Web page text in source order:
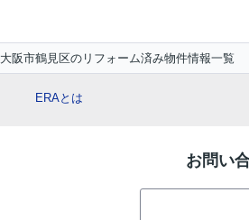
大阪市鶴見区のリフォーム済み物件情報一覧
ERAとは
お問い